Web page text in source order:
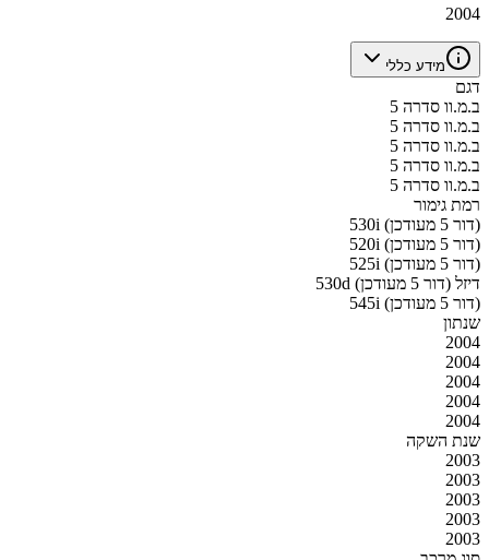
2004
מידע כללי
דגם
ב.מ.וו סדרה 5
ב.מ.וו סדרה 5
ב.מ.וו סדרה 5
ב.מ.וו סדרה 5
ב.מ.וו סדרה 5
רמת גימור
530i (דור 5 מעודכן)
520i (דור 5 מעודכן)
525i (דור 5 מעודכן)
530d דיזל (דור 5 מעודכן)
545i (דור 5 מעודכן)
שנתון
2004
2004
2004
2004
2004
שנת השקה
2003
2003
2003
2003
2003